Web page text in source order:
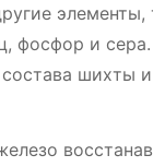
элементы,
фосфор и
состава шихты